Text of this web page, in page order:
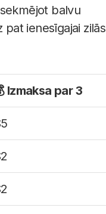
balvu
ienesīgajai zilās
Izmaksa par 3